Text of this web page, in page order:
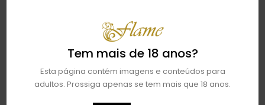
Tem mais de 18 anos?
Esta página contém imagens e conteúdos para
adultos. Prossiga apenas se tem mais que 18 anos.